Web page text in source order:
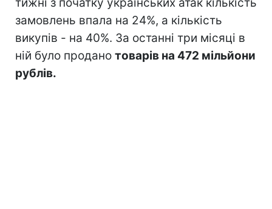
замовлень впала на 24%, а кількість
викупів - на 40%. За останні три місяці в
ній було продано товарів на 472 мільйони
рублів.